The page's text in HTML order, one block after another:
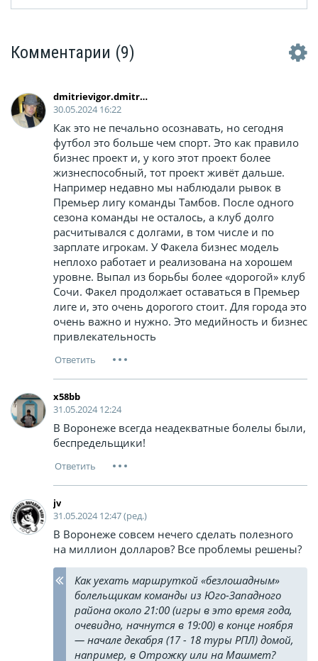
Комментарии (9)
dmitrievigor.dmitrieff
30.05.2024 16:22
Как это не печально осознавать, но сегодня
футбол это больше чем спорт. Это как правило
бизнес проект и, у кого этот проект более
жизнеспособный, тот проект живёт дальше.
Например недавно мы наблюдали рывок в
Премьер лигу команды Тамбов. После одного
сезона команды не осталось, а клуб долго
расчитывался с долгами, в том числе и по
зарплате игрокам. У Факела бизнес модель
неплохо работает и реализована на хорошем
уровне. Выпал из борьбы более «дорогой» клуб
Сочи. Факел продолжает оставаться в Премьер
лиге и, это очень дорогого стоит. Для города это
очень важно и нужно. Это медийность и бизнес
привлекательность
x58bb
31.05.2024 12:24
В Воронеже всегда неадекватные болелы были,
беспредельщики!
jv
31.05.2024 12:47 (ред.)
В Воронеже совсем нечего сделать полезного
на миллион долларов? Все проблемы решены?
Как уехать маршруткой «безлошадным»
болельщикам команды из Юго-Западного
района около 21:00 (игры в это время года,
очевидно, начнутся в 19:00) в конце ноября
— начале декабря (17 - 18 туры РПЛ) домой,
например, в Отрожку или на Машмет?